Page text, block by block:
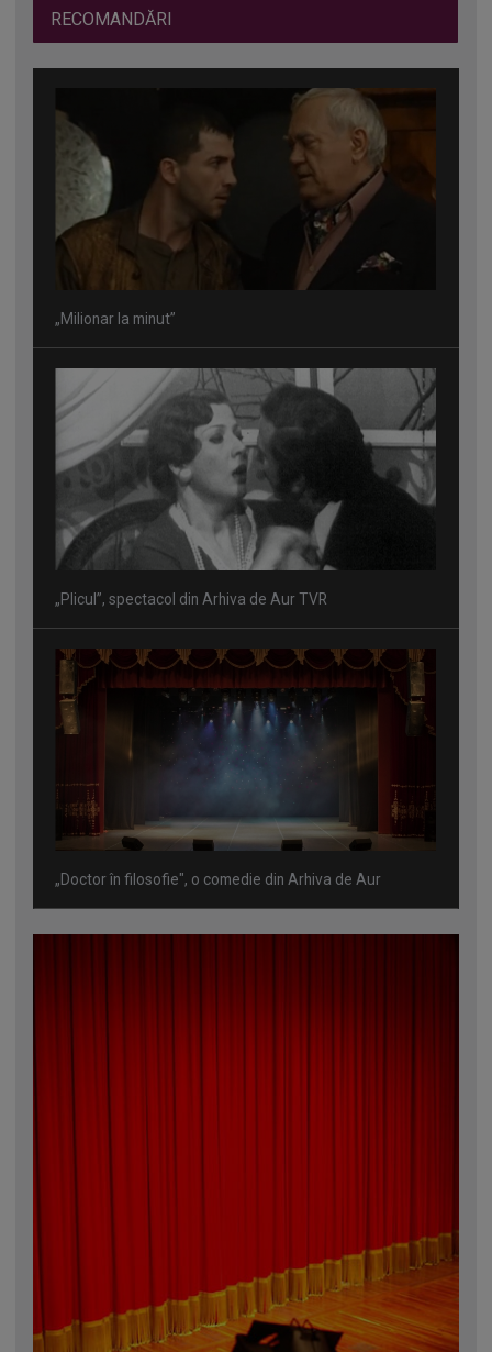
RECOMANDĂRI
„Milionar la minut”
„Plicul”, spectacol din Arhiva de Aur TVR
„Doctor în filosofie", o comedie din Arhiva de Aur